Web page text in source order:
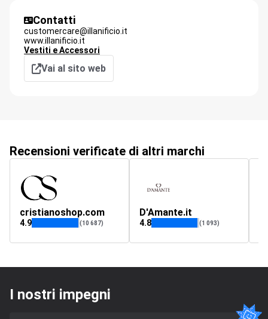
Contatti
customercare@illanificio.it
www.illanificio.it
Vestiti e Accessori
Vai al sito web
Recensioni verificate di altri marchi
cristianoshop.com
4.9 (10 687)
D'Amante.it
4.8 (1 093)
I nostri impegni